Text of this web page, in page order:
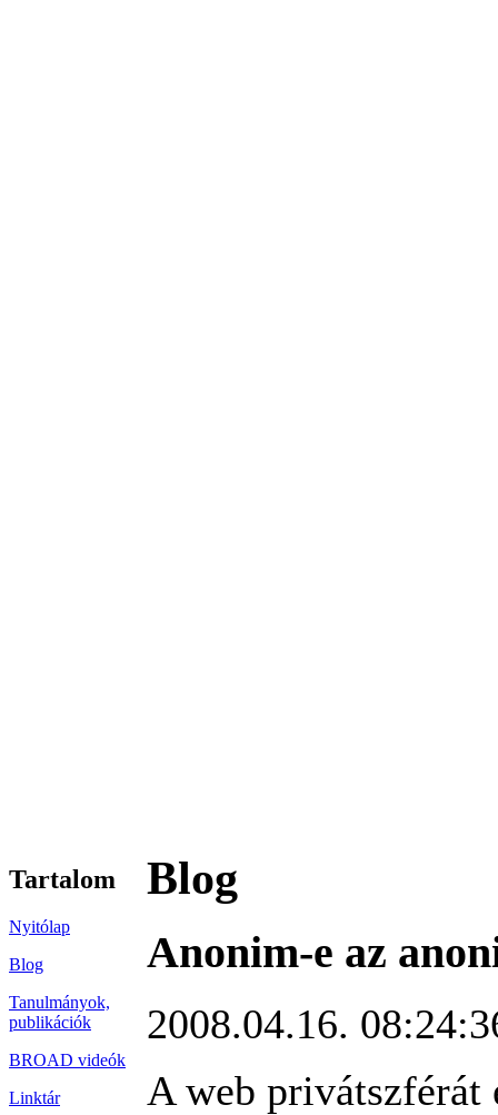
Tartalom
Nyitólap
Blog
Tanulmányok,
publikációk
BROAD videók
Linktár
Blog
Anonim-e az
2008.04.16.
A web privátszférát